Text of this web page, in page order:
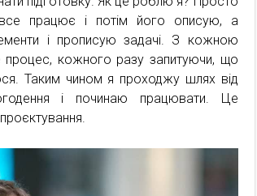
працює і потім його описую, а
і прописую задачі. З кожною
кожного разу запитуючи, що
Таким чином я проходжу шлях від
і починаю працювати. Це